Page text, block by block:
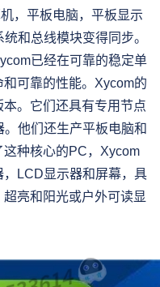
，平板电脑，平板显示
和总线模块变得同步。
已经在可靠的稳定单
可靠的性能。Xycom的
。它们还具有专用节点
他们还生产平板电脑和
种核心的PC，Xycom
LCD显示器和屏幕，具
亮和阳光或户外可读显